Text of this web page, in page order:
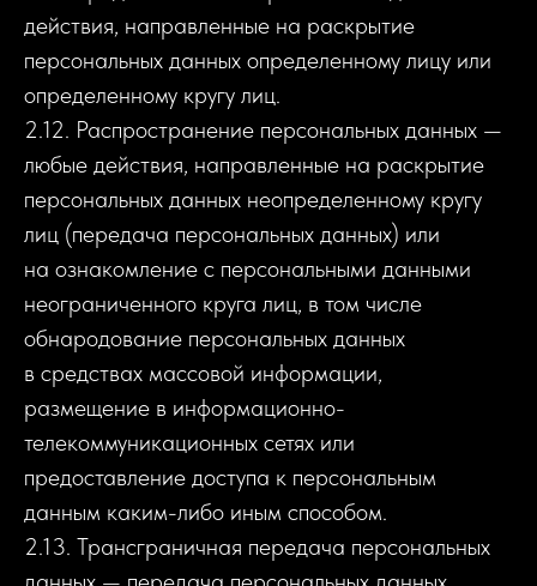
действия, направленные на раскрытие
персональных данных определенному лицу или
определенному кругу лиц.
2.12. Распространение персональных данных —
любые действия, направленные на раскрытие
персональных данных неопределенному кругу
лиц (передача персональных данных) или
на ознакомление с персональными данными
неограниченного круга лиц, в том числе
обнародование персональных данных
в средствах массовой информации,
размещение в информационно-
телекоммуникационных сетях или
предоставление доступа к персональным
данным каким-либо иным способом.
2.13. Трансграничная передача персональных